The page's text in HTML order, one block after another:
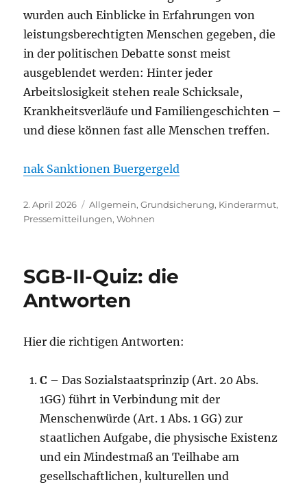
wurden auch Einblicke in Erfahrungen von
leistungsberechtigten Menschen gegeben, die
in der politischen Debatte sonst meist
ausgeblendet werden: Hinter jeder
Arbeitslosigkeit stehen reale Schicksale,
Krankheitsverläufe und Familiengeschichten –
und diese können fast alle Menschen treffen.
nak Sanktionen Buergergeld
Veröffentlicht
am
2. April 2026 Kategorien
Allgemein,Grundsicherung, Kinderarmut,
Pressemitteilungen,Wohnen
SGB-II-Quiz: die
Antworten
Hier die richtigen Antworten:
C – Das Sozialstaatsprinzip (Art. 20 Abs.
1GG) führt in Verbindung mit der
Menschenwürde (Art. 1 Abs. 1 GG) zur
staatlichen Aufgabe, die physische Existenz
und ein Mindestmaß an Teilhabe am
gesellschaftlichen, kulturellen und